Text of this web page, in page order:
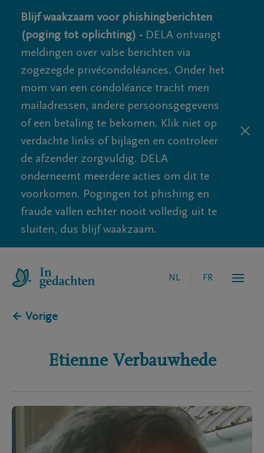
Blijf waakzaam voor phishingberichten
(poging tot oplichting) - DELA ontvangt
meldingen over valse berichten via
zogezegde privécondoléances. Onder het
mom van een condoléance tracht men
mailadressen, andere persoonsgegevens
of een betaling te bekomen. Klik niet op
verdachte links of bijlagen en controleer
de afzender zorgvuldig. DELA
onderneemt meerdere acties om dit te
voorkomen. Pogingen tot phishing en
fraude vallen echter nooit volledig uit te
sluiten, dus blijf waakzaam.
NL FR
← Vorige
Etienne Verbauwhede